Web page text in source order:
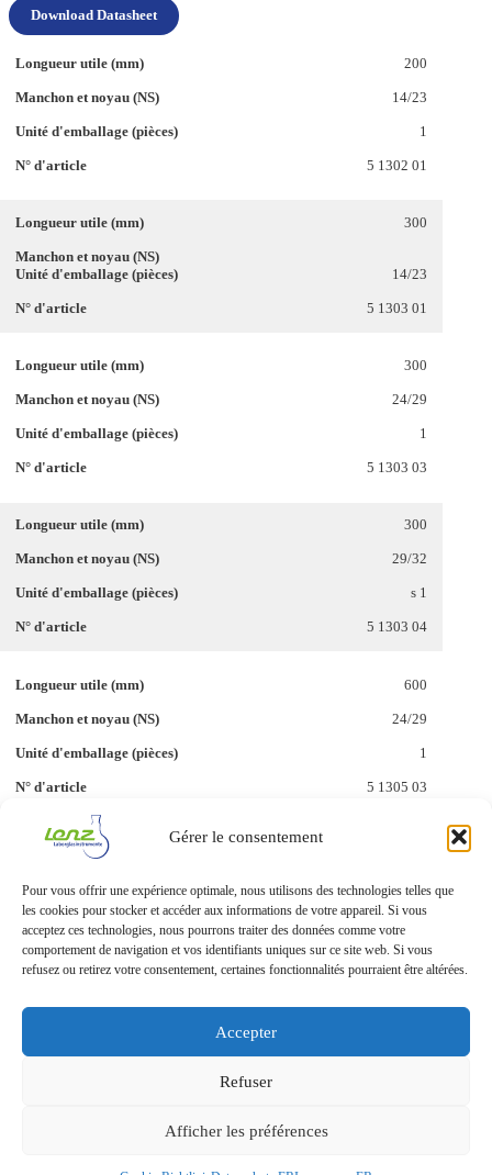
Gérer le consentement
Pour vous offrir une expérience optimale, nous utilisons des technologies telles que
les cookies pour stocker et accéder aux informations de votre appareil. Si vous
acceptez ces technologies, nous pourrons traiter des données comme votre
comportement de navigation et vos identifiants uniques sur ce site web. Si vous
refusez ou retirez votre consentement, certaines fonctionnalités pourraient être altérées.
Accepter
Refuser
Afficher les préférences
Download Datasheet
200
14/23
1
5 1302 01
300
14/23
5 1303 01
300
24/29
1
5 1303 03
300
29/32
s 1
5 1303 04
600
24/29
1
5 1305 03
1
5 1305 04
Protection des données Mentions légales